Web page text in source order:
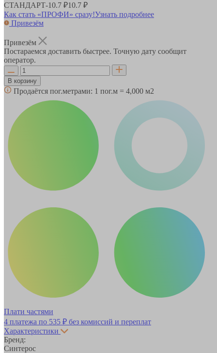
СТАНДАРТ-10.7 ₽10.7 ₽
Как стать «ПРОФИ» сразу!Узнать подробнее
Привезём
Привезём
Постараемся доставить быстрее. Точную дату сообщит
оператор.
В корзину
Продаётся пог.метрами: 1 пог.м = 4,000 м2
Плати частями
4 платежа по 535 ₽ без комиссий и переплат
Характеристики
Бренд:
Синтерос